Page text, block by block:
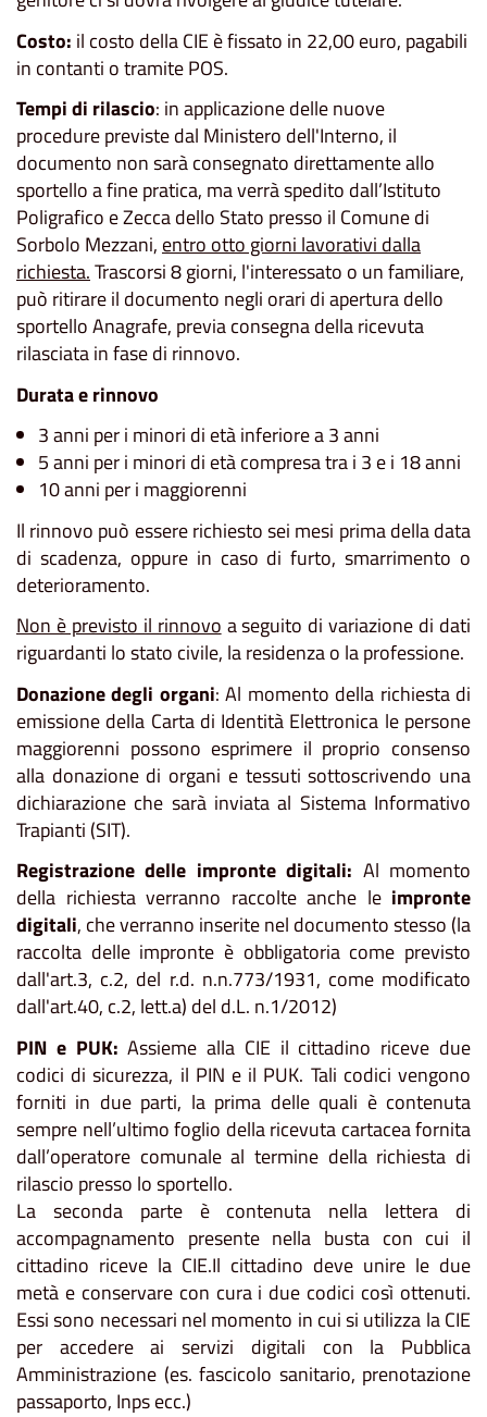
Costo: il costo della CIE è fissato in 22,00 euro, pagabili
in contanti o tramite POS.
Tempi di rilascio: in applicazione delle nuove
procedure previste dal Ministero dell'Interno, il
documento non sarà consegnato direttamente allo
sportello a fine pratica, ma verrà spedito dall’Istituto
Poligrafico e Zecca dello Stato presso il Comune di
Sorbolo Mezzani, entro otto giorni lavorativi dalla
richiesta.Trascorsi 8 giorni, l'interessato o un familiare,
può ritirare il documento negli orari di apertura dello
sportello Anagrafe, previa consegna della ricevuta
rilasciata in fase di rinnovo.
Durata e rinnovo
3 anni per i minori di età inferiore a 3 anni
5 anni per i minori di età compresa tra i 3 e i 18 anni
10 anni per i maggiorenni
Il rinnovo può essere richiesto sei mesi prima della data
di scadenza, oppure in caso di furto, smarrimento o
deterioramento.
Non è previsto il rinnovo a seguito di variazione di dati
riguardanti lo stato civile, la residenza o la professione.
Donazione degli organi: Al momento della richiesta di
emissione della Carta di Identità Elettronica le persone
maggiorenni possono esprimere il proprio consenso
alla donazione di organi e tessuti sottoscrivendo una
dichiarazione che sarà inviata al Sistema Informativo
Trapianti (SIT).
Registrazione delle impronte digitali: Al momento
della richiesta verranno raccolte anche le impronte
digitali, che verranno inserite nel documento stesso (la
raccolta delle impronte è obbligatoria come previsto
dall'art.3, c.2, del r.d. n.n.773/1931, come modificato
dall'art.40, c.2, lett.a) del d.L. n.1/2012)
PIN e PUK:Assieme alla CIE il cittadino riceve due
codici di sicurezza, il PIN e il PUK. Tali codici vengono
forniti in due parti, la prima delle quali è contenuta
sempre nell’ultimo foglio della ricevuta cartacea fornita
dall’operatore comunale al termine della richiesta di
rilascio presso lo sportello.
La seconda parte è contenuta nella lettera di
accompagnamento presente nella busta con cui il
cittadino riceve la CIE.Il cittadino deve unire le due
metà e conservare con cura i due codici così ottenuti.
Essi sono necessari nel momento in cui si utilizza la CIE
per accedere ai servizi digitali con la Pubblica
Amministrazione (es. fascicolo sanitario, prenotazione
passaporto, Inps ecc.)